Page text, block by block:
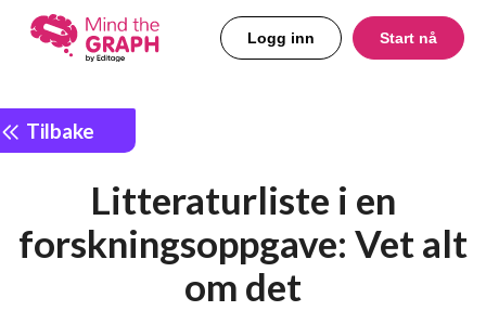
Logg inn Start nå
Tilbake
Litteraturliste i en
forskningsoppgave: Vet alt
om det